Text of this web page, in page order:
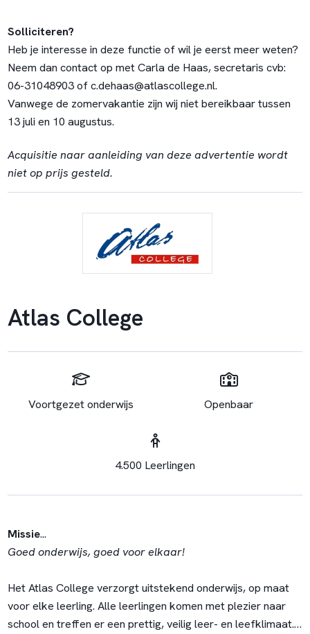
Solliciteren?
Heb je interesse in deze functie of wil je eerst meer weten?
Neem dan contact op met Carla de Haas, secretaris cvb:
06-31048903 of c.dehaas@atlascollege.nl.
Vanwege de zomervakantie zijn wij niet bereikbaar tussen
13 juli en 10 augustus.
Acquisitie naar aanleiding van deze advertentie wordt
niet op prijs gesteld.
Atlas College
Voortgezet onderwijs Openbaar
4.500 Leerlingen
Missie...
Goed onderwijs, goed voor elkaar!
Het Atlas College verzorgt uitstekend onderwijs, op maat
voor elke leerling. Alle leerlingen komen met plezier naar
school en treffen er een prettig, veilig leer- en leefklimaat.